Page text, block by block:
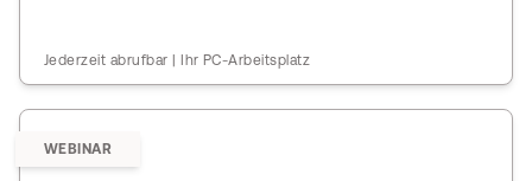
Jederzeit abrufbar | Ihr PC-Arbeitsplatz
WEBINAR